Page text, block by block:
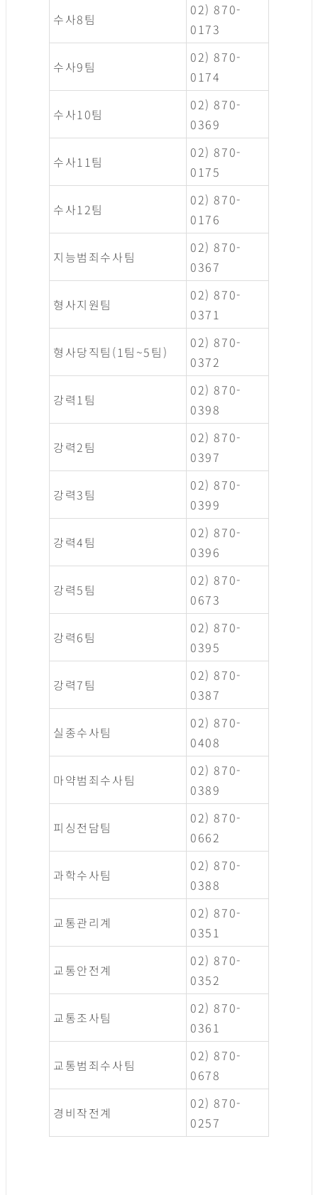
수사8팀
02) 870-
0173
수사9팀
02) 870-
0174
수사10팀
02) 870-
0369
수사11팀
02) 870-
0175
수사12팀
02) 870-
0176
지능범죄수사팀
02) 870-
0367
형사지원팀
02) 870-
0371
형사당직팀(1팀~5팀)
02) 870-
0372
강력1팀
02) 870-
0398
강력2팀
02) 870-
0397
강력3팀
02) 870-
0399
강력4팀
02) 870-
0396
강력5팀
02) 870-
0673
강력6팀
02) 870-
0395
강력7팀
02) 870-
0387
실종수사팀
02) 870-
0408
마약범죄수사팀
02) 870-
0389
피싱전담팀
02) 870-
0662
과학수사팀
02) 870-
0388
교통관리계
02) 870-
0351
교통안전계
02) 870-
0352
교통조사팀
02) 870-
0361
교통범죄수사팀
02) 870-
0678
경비작전계
02) 870-
0257